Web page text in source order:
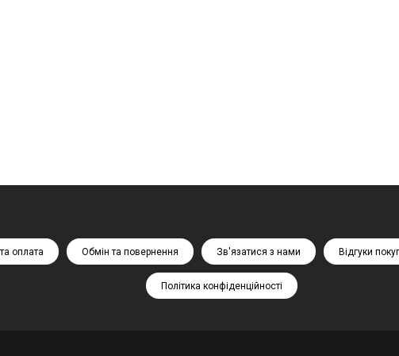
оплата Обмін та повернення Зв'язатися з нами Відгуки
Політика конфіденційності